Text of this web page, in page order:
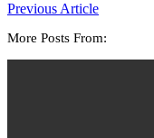
Previous Article
More Posts From: